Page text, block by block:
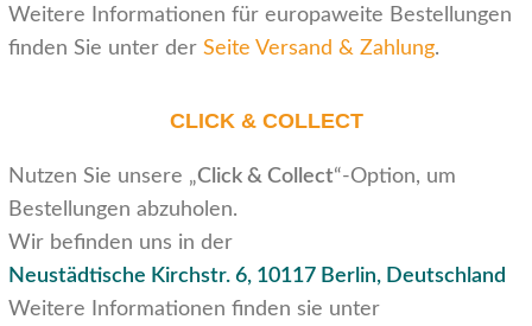
Weitere Informationen für europaweite Bestellungen
finden Sie unter der Seite Versand & Zahlung.
CLICK & COLLECT
Nutzen Sie unsere „Click & Collect“-Option, um
Bestellungen abzuholen.
Wir befinden uns in der
Neustädtische Kirchstr. 6, 10117 Berlin, Deutschland
Weitere Informationen finden sie unter